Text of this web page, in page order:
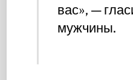
вас», —
мужчины.